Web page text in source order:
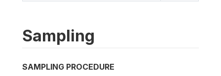
Sampling
SAMPLING PROCEDURE